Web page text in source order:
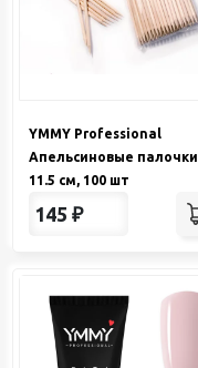
YMMY Professional
Апельсиновые палочки
11.5 см, 100 шт
145 ₽